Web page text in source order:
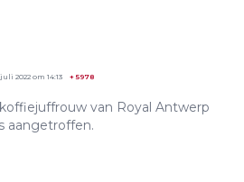
2022 om 14:13 + 5978
van Royal Antwerp
aangetroffen.